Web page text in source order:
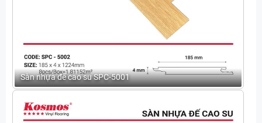
Sàn nhựa đế cao su SPC-5001